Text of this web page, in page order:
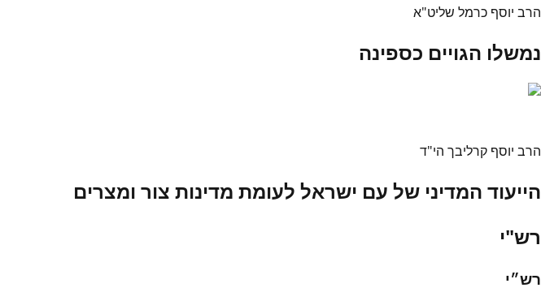
הרב יוסף כרמל שליט"א
נמשלו הגויים כספינה
הרב יוסף קרליבך הי"ד
הייעוד המדיני של עם ישראל לעומת מדינות צור ומצרים
רש"י
רש״י